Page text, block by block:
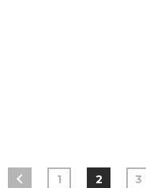
1 2 3